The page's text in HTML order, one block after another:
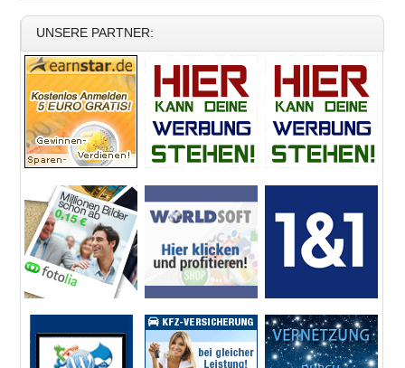
UNSERE PARTNER: